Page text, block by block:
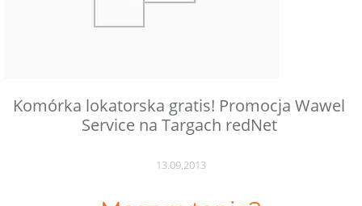
Komórka lokatorska gratis! Promocja Wawel
Service na Targach redNet
13.09.2013